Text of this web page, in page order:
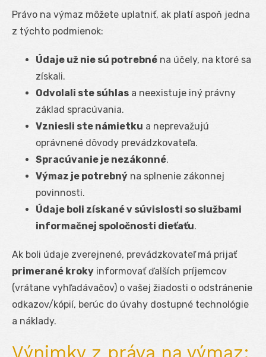
Právo na výmaz môžete uplatniť, ak platí aspoň jedna
z týchto podmienok:
Údaje už nie sú potrebné na účely, na ktoré sa
získali.
Odvolali ste súhlas a neexistuje iný právny
základ spracúvania.
Vzniesli ste námietku a neprevažujú
oprávnené dôvody prevádzkovateľa.
Spracúvanie je nezákonné.
Výmaz je potrebný na splnenie zákonnej
povinnosti.
Údaje boli získané v súvislosti so službami
informačnej spoločnosti dieťaťu.
Ak boli údaje zverejnené, prevádzkovateľ má prijať
primerané kroky informovať ďalších príjemcov
(vrátane vyhľadávačov) o vašej žiadosti o odstránenie
odkazov/kópií, berúc do úvahy dostupné technológie
a náklady.
Výnimky z práva na výmaz: